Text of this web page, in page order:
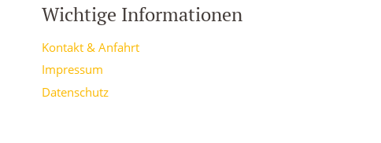
Wichtige Informationen
Kontakt & Anfahrt
Impressum
Datenschutz